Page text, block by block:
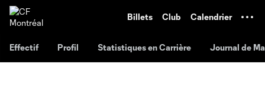
Billets Club Calendrier
Effectif Profil Statistiques en Carrière Journal de